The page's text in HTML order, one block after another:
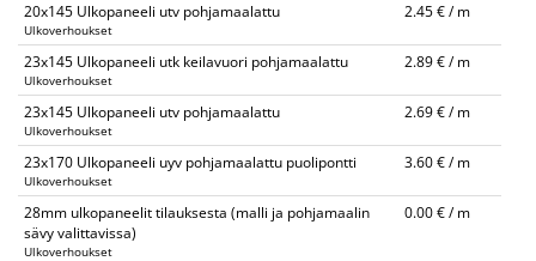
20x145 Ulkopaneeli utv pohjamaalattu
Ulkoverhoukset
2.45 € / m
23x145 Ulkopaneeli utk keilavuori pohjamaalattu
Ulkoverhoukset
2.89 € / m
23x145 Ulkopaneeli utv pohjamaalattu
Ulkoverhoukset
2.69 € / m
23x170 Ulkopaneeli uyv pohjamaalattu puolipontti
Ulkoverhoukset
3.60 € / m
28mm ulkopaneelit tilauksesta (malli ja pohjamaalin
sävy valittavissa)
Ulkoverhoukset
0.00 € / m